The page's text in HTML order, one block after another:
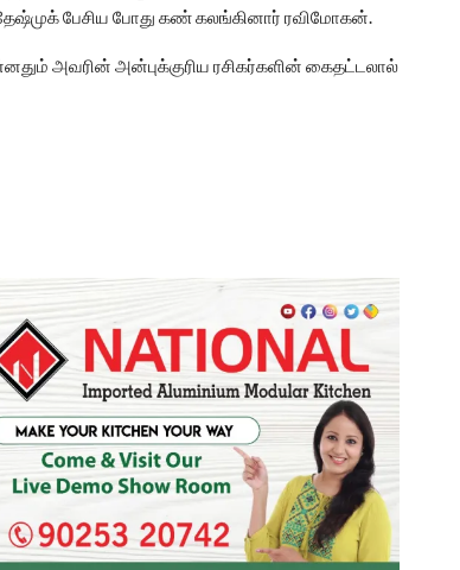
தேஷ்முக் பேசிய போது கண் கலங்கினார் ரவிமோகன்.
அவரின் அன்புக்குரிய ரசிகர்களின் கைதட்டலால்